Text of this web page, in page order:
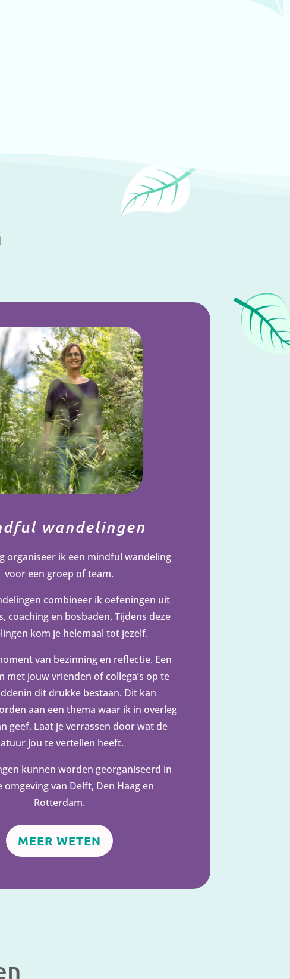
wandelingen
organiseer ik een mindful wandeling
voor een groep of team.
combineer ik oefeningen uit
coaching en bosbaden. Tijdens deze
kom je helemaal tot jezelf.
van bezinning en reflectie. Een
met jouw vrienden of collega’s op te
dit drukke bestaan. Dit kan
aan een thema waar ik in overleg
geef. Laat je verrassen door wat de
jou te vertellen heeft.
kunnen worden georganiseerd in
omgeving van Delft, Den Haag en
Rotterdam.
MEER WETEN